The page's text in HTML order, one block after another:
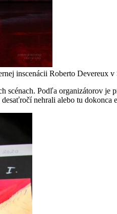
inscenácii Roberto Devereux v
Podľa organizátorov
nehrali alebo tu dokonca